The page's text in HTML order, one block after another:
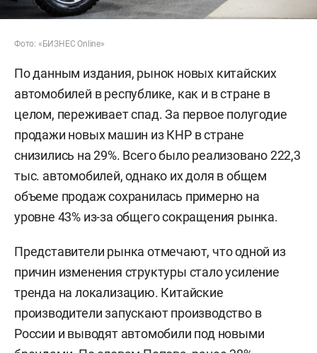
Фото: «БИЗНЕС Online»
По данным издания, рынок новых китайских
автомобилей в республике, как и в стране в
целом, переживает спад. За первое полугодие
продажи новых машин из КНР в стране
снизились на 29%. Всего было реализовано 222,3
тыс. автомобилей, однако их доля в общем
объеме продаж сохранилась примерно на
уровне 43% из-за общего сокращения рынка.
Представители рынка отмечают, что одной из
причин изменения структуры стало усиление
тренда на локализацию. Китайские
производители запускают производство в
России и выводят автомобили под новыми